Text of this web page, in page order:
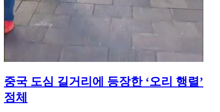
중국 도심 길거리에 등장한 ‘오리 행렬’
정체